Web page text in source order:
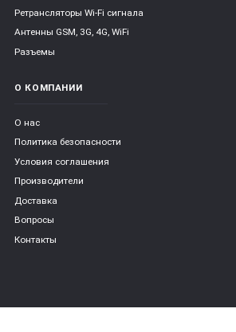
Ретрансляторы Wi-Fi сигнала
Антенны GSM, 3G, 4G, WiFi
Разъемы
О КОМПАНИИ
О нас
Политика безопасности
Условия соглашения
Производители
Доставка
Вопросы
Контакты